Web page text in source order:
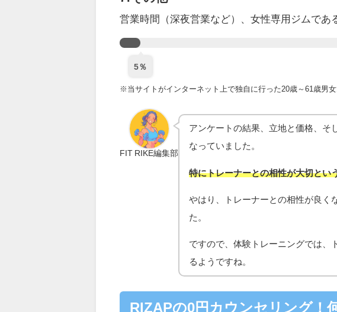
営業時間（深夜営業など）、女性専用ジムで
5％
※当サイトがインターネット上で独自に行った20歳～61歳男女
FIT RIKE編集部
アンケートの結果、立地と価格、そ
なっていました。
特にトレーナーとの相性が大切とい
やはり、トレーナーとの相性が良く
た。
ですので、体験トレーニングでは、
るようですね。
RIZAPの0円カウンセリング！